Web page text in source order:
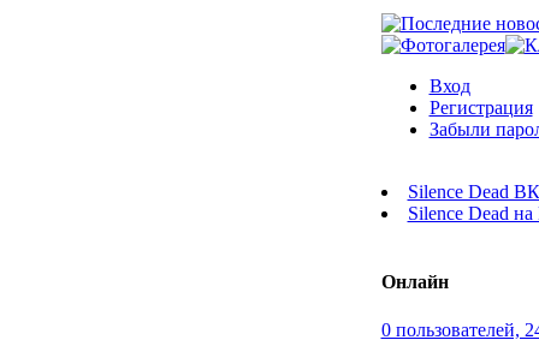
Вход
Регистрация
Забыли
Silence Dead
Silence Dead на
Онлайн
0 пользователей,